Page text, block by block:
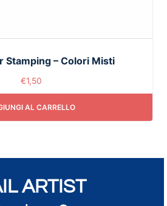
Stamping – Colori Misti
€1,50
AL CARRELLO
ARTIST